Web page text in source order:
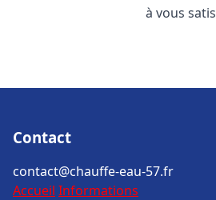
à vous satis
Contact
contact@chauffe-eau-57.fr
Accueil Informations